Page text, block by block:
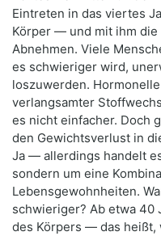
Eintreten in das viertes
Körper — und mit ihm
Abnehmen. Viele
es schwieriger wird,
loszuwerden.
verlangsamter
es nicht einfacher. Doch
den Gewichtsverlust in
Ja — allerdings handelt
sondern um eine
Lebensgewohnheiten.
schwieriger? Ab etwa 40
des Körpers — das heißt,